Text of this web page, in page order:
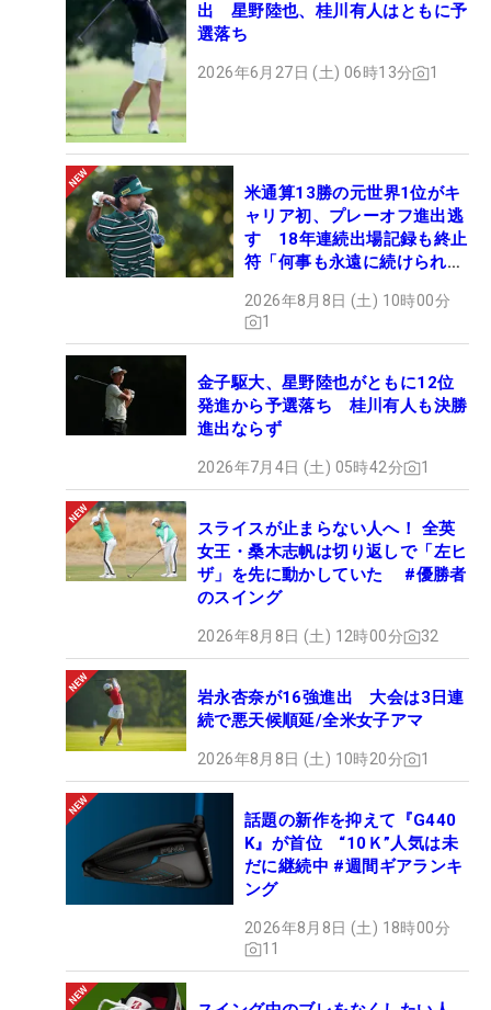
出 星野陸也、桂川有人はともに予
選落ち
2026年6月27日 (土) 06時13分 1
米通算13勝の元世界1位がキ
ャリア初、プレーオフ進出逃
す 18年連続出場記録も終止
符「何事も永遠に続けられな
2026年8月8日 (土) 10時00分
1
金子駆大、星野陸也がともに12位
発進から予選落ち 桂川有人も決勝
進出ならず
2026年7月4日 (土) 05時42分 1
スライスが止まらない人へ！ 全英
女王・桑木志帆は切り返しで「左ヒ
ザ」を先に動かしていた #優勝者
のスイング
2026年8月8日 (土) 12時00分 32
岩永杏奈が16強進出 大会は3日連
続で悪天候順延/全米女子アマ
2026年8月8日 (土) 10時20分 1
話題の新作を抑えて『G440
K』が首位 “10Ｋ”人気は未
だに継続中 #週間ギアランキ
ング
2026年8月8日 (土) 18時00分
11